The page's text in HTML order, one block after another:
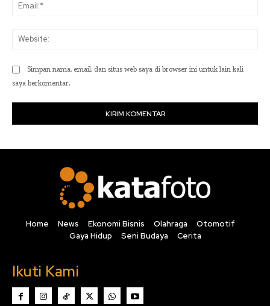
Simpan nama, email, dan situs web saya di browser ini untuk lain kali
saya berkomentar.
Home News Ekonomi Bisnis Olahraga
Otomotif
Gaya Hidup
Seni Budaya Cerita
Ikuti Kami